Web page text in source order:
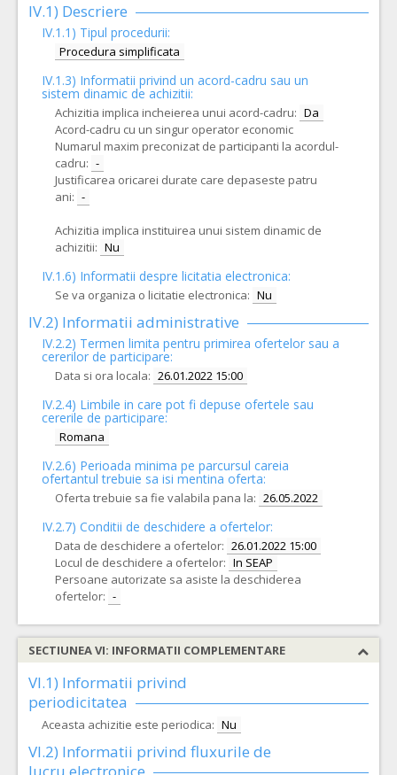
IV.1) Descriere
IV.1.1) Tipul procedurii:
Procedura simplificata
IV.1.3) Informatii privind un acord-cadru sau un
sistem dinamic de achizitii:
Achizitia implica incheierea unui acord-cadru: Da
Acord-cadru cu un singur operator economic
Numarul maxim preconizat de participanti la acordul-
cadru: -
Justificarea oricarei durate care depaseste patru
ani: -
Achizitia implica instituirea unui sistem dinamic de
achizitii: Nu
IV.1.6) Informatii despre licitatia electronica:
Se va organiza o licitatie electronica: Nu
IV.2) Informatii administrative
IV.2.2) Termen limita pentru primirea ofertelor sau a
cererilor de participare:
Data si ora locala: 26.01.2022 15:00
IV.2.4) Limbile in care pot fi depuse ofertele sau
cererile de participare:
Romana
IV.2.6) Perioada minima pe parcursul careia
ofertantul trebuie sa isi mentina oferta:
Oferta trebuie sa fie valabila pana la: 26.05.2022
IV.2.7) Conditii de deschidere a ofertelor:
Data de deschidere a ofertelor: 26.01.2022 15:00
Locul de deschidere a ofertelor: In SEAP
Persoane autorizate sa asiste la deschiderea
ofertelor: -
SECTIUNEA VI: INFORMATII COMPLEMENTARE
VI.1) Informatii privind
periodicitatea
Aceasta achizitie este periodica: Nu
VI.2) Informatii privind fluxurile de